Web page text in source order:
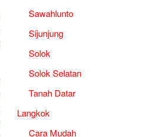
Sawahlunto
Sijunjung
Solok
Solok Selatan
Tanah Datar
Langkok
Cara Mudah